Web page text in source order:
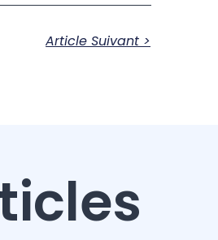
Article Suivant >